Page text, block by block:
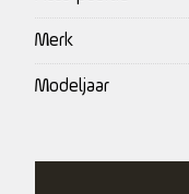
Merk
Modeljaar